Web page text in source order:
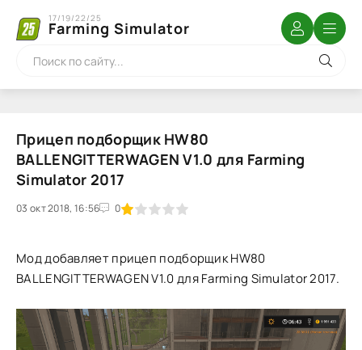
Farming Simulator
17/19/22/25
Прицеп подборщик HW80
BALLENGITTERWAGEN V1.0 для Farming
Simulator 2017
03 окт 2018, 16:56 0
1 2 3 4 5
Мод добавляет прицеп подборщик HW80
BALLENGITTERWAGEN V1.0 для Farming Simulator 2017.